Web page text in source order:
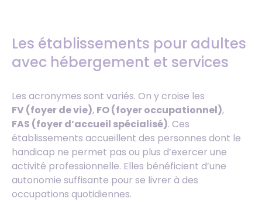
Les établissements pour adultes
avec hébergement et services
Les acronymes sont variés. On y croise les
FV (foyer de vie), FO (foyer occupationnel),
FAS (foyer d’accueil spécialisé). Ces
établissements accueillent des personnes dont le
handicap ne permet pas ou plus d’exercer une
activité professionnelle. Elles bénéficient d’une
autonomie suffisante pour se livrer à des
occupations quotidiennes.